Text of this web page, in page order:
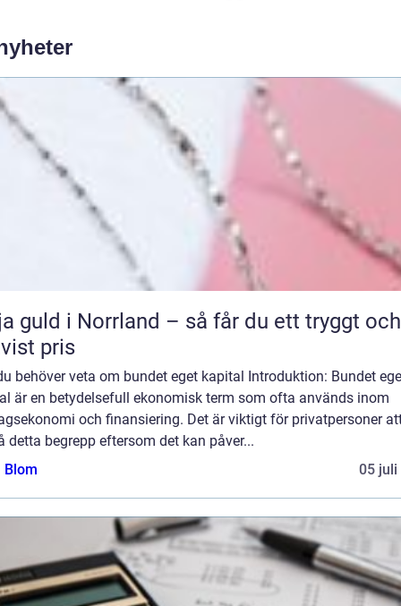
guld i Norrland – så får du ett tryggt och
pris
behöver veta om bundet eget kapital Introduktion: Bundet
är en betydelsefull ekonomisk term som ofta används inom
och finansiering. Det är viktigt för privatpersoner
detta begrepp eftersom det kan påver...
Blom
05 juli